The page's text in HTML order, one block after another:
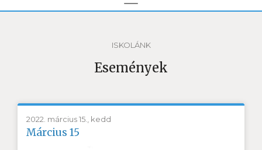
ISKOLÁNK
Események
2022. március 15., kedd
Március 15